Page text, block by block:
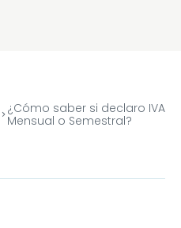
¿Cómo saber si declaro IVA
Mensual o Semestral?